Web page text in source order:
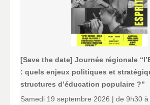
[Save the date] Journée régionale
: quels enjeux politiques et
structures d’éducation populaire ?”
Samedi 19 septembre 2026 | de 9h30 à